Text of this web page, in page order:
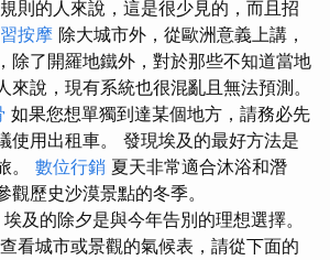
則的人來說，這是很少見的，而且招
按摩 除大城市外，從歐洲意義上講，
除了開羅地鐵外，對於那些不知道當地
來說，現有系統也很混亂且無法預測。
如果您想單獨到達某個地方，請務必先
使用出租車。 發現埃及的最好方法是
。 數位行銷 夏天非常適合沐浴和潛
觀歷史沙漠景點的冬季。
埃及的除夕是與今年告別的理想選擇。
看城市或景觀的氣候表，請從下面的